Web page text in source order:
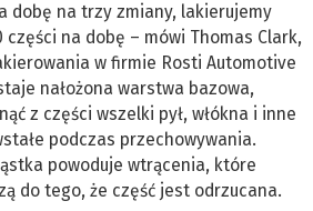
dobę na trzy zmiany, lakierujemy
części na dobę – mówi Thomas Clark,
w firmie Rosti Automotive
nałożona warstwa bazowa,
z części wszelki pył, włókna i inne
podczas przechowywania.
powoduje wtrącenia, które
do tego, że część jest odrzucana.